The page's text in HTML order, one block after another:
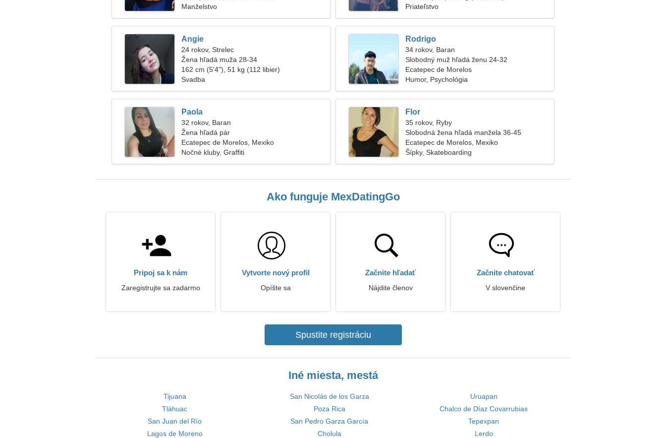
Manželstvo
Priateľstvo
Angie
24 rokov, Strelec
Žena hľadá muža 28-34
162 cm (5'4"), 51 kg (112 libier)
Svadba
Rodrigo
34 rokov, Baran
Slobodný muž hľadá ženu 24-32
Ecatepec de Morelos
Humor, Psychológia
Paola
32 rokov, Baran
Žena hľadá pár
Ecatepec de Morelos, Mexiko
Nočné kluby, Graffiti
Flor
35 rokov, Ryby
Slobodná žena hľadá manžela 36-45
Ecatepec de Morelos, Mexiko
Šípky, Skateboarding
Ako funguje MexDatingGo
Pripoj sa k nám
Zaregistrujte sa zadarmo
Vytvorte nový profil
Opíšte sa
Začnite hľadať
Nájdite členov
Začnite chatovať
V slovenčine
Spustite registráciu
Iné miesta, mestá
Tijuana San Nicolás de los Garza
Uruapan
Tláhuac
Poza Rica
Chalco de Díaz Covarrubias
San Juan del Río
San Pedro Garza García
Tepexpan
Lagos de Moreno
Cholula Lerdo